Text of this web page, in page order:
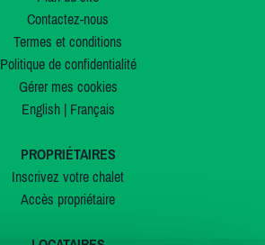
Contactez-nous
Termes et conditions
Politique de confidentialité
Gérer mes cookies
English| Français
PROPRIÉTAIRES
Inscrivez votre chalet
Accès propriétaire